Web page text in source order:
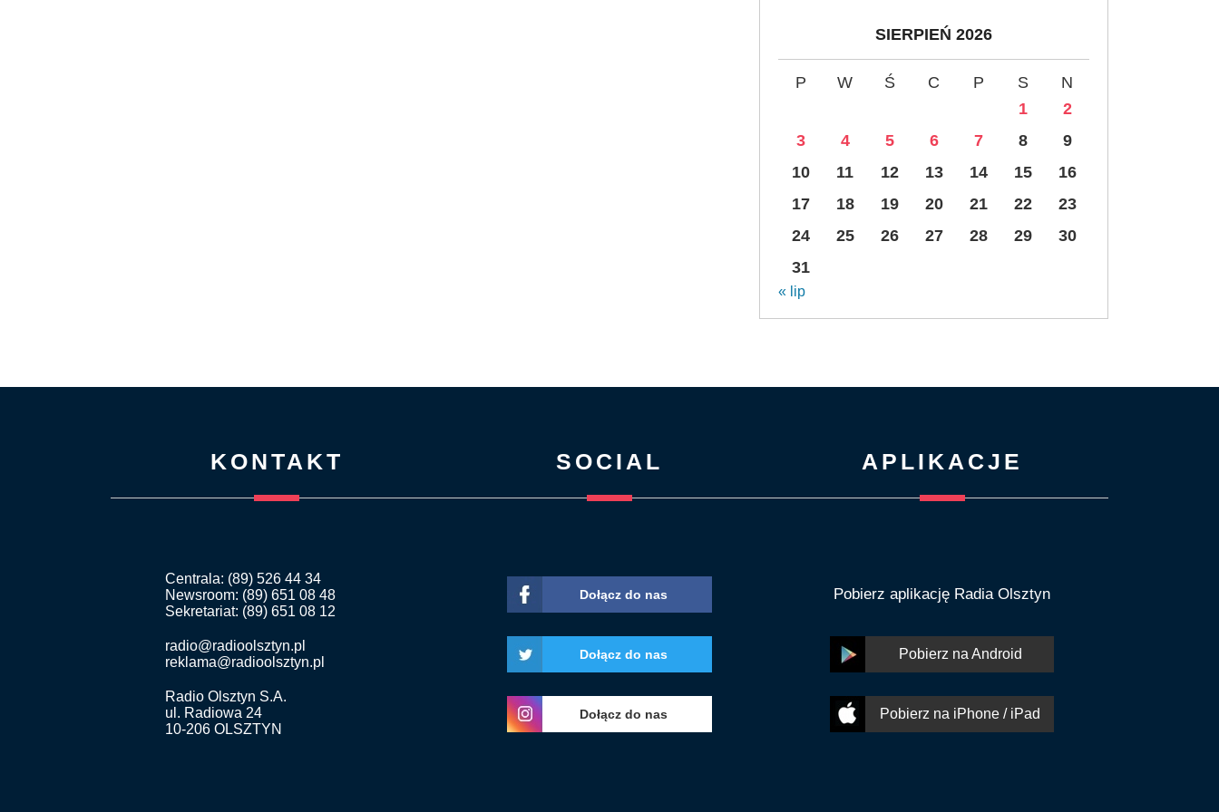
SIERPIEŃ 2026
P W Ś C P S
N
1
2
3
4 5 6 7 8
9
10
11 12 13 14 15
16
17
18 19 20 21 22
23
24
25 26 27 28 29
30
31
« lip
KONTAKT
Centrala: (89) 526 44 34
Newsroom: (89) 651 08 48
Sekretariat: (89) 651 08 12
radio@radioolsztyn.pl
reklama@radioolsztyn.pl
Radio Olsztyn S.A.
ul. Radiowa 24
10-206 OLSZTYN
SOCIAL
Dołącz do nas
Dołącz do nas
Dołącz do nas
APLIKACJE
Pobierz aplikację Radia Olsztyn
Pobierz na Android
Pobierz na iPhone / iPad